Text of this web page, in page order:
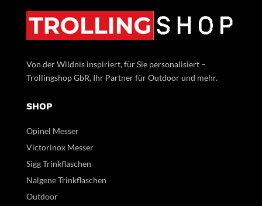
Von der Wildnis inspiriert, für Sie personalisiert –
Trollingshop GbR, Ihr Partner für Outdoor und mehr.
SHOP
Opinel Messer
Victorinox Messer
Sigg Trinkflaschen
Nalgene Trinkflaschen
Outdoor